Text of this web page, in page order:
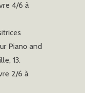
4/6 à
Piano and
13.
2/6 à